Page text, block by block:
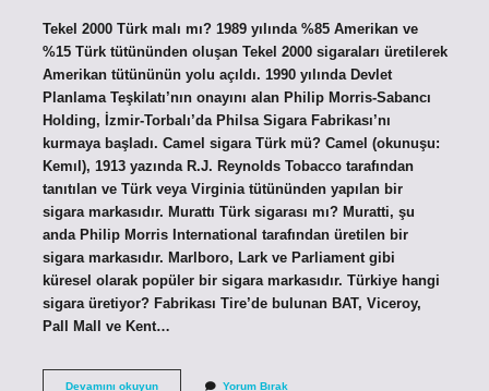
Tekel 2000 Türk malı mı? 1989 yılında %85 Amerikan ve
%15 Türk tütününden oluşan Tekel 2000 sigaraları üretilerek
Amerikan tütününün yolu açıldı. 1990 yılında Devlet
Planlama Teşkilatı’nın onayını alan Philip Morris-Sabancı
Holding, İzmir-Torbalı’da Philsa Sigara Fabrikası’nı
kurmaya başladı. Camel sigara Türk mü? Camel (okunuşu:
Kemıl), 1913 yazında R.J. Reynolds Tobacco tarafından
tanıtılan ve Türk veya Virginia tütününden yapılan bir
sigara markasıdır. Murattı Türk sigarası mı? Muratti, şu
anda Philip Morris International tarafından üretilen bir
sigara markasıdır. Marlboro, Lark ve Parliament gibi
küresel olarak popüler bir sigara markasıdır. Türkiye hangi
sigara üretiyor? Fabrikası Tire’de bulunan BAT, Viceroy,
Pall Mall ve Kent…
Devamını okuyunHangi
Yorum Bırak